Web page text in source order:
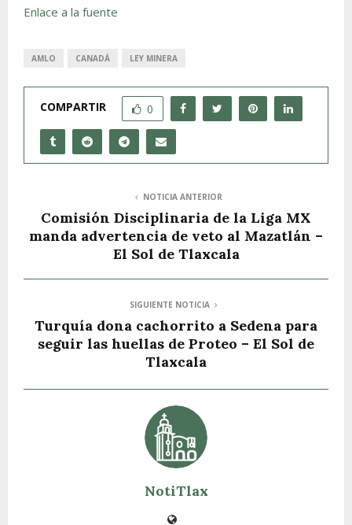
Enlace a la fuente
AMLO CANADÁ LEY MINERA
COMPARTIR 0
NOTICIA ANTERIOR
Comisión Disciplinaria de la Liga MX
manda advertencia de veto al Mazatlán –
El Sol de Tlaxcala
SIGUIENTE NOTICIA
Turquía dona cachorrito a Sedena para
seguir las huellas de Proteo – El Sol de
Tlaxcala
NotiTlax